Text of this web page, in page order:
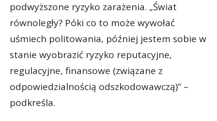
podwyższone ryzyko zarażenia. „Świat
równoległy? Póki co to może wywołać
uśmiech politowania, później jestem sobie w
stanie wyobrazić ryzyko reputacyjne,
regulacyjne, finansowe (związane z
odpowiedzialnością odszkodowawczą)” –
podkreśla.